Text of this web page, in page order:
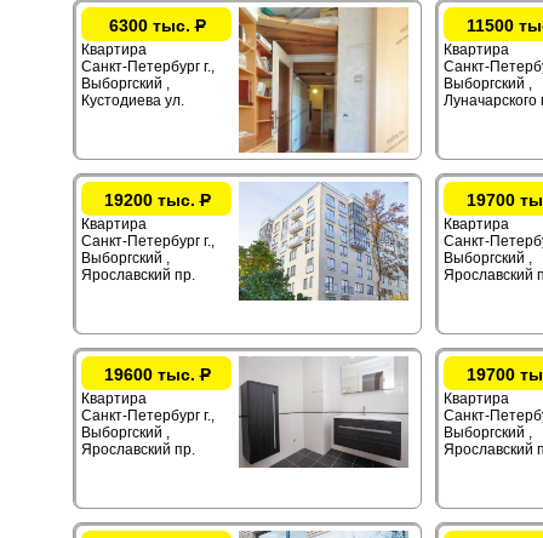
6300 тыс.Р
Квартира
Санкт-Петербург г.,
Выборгский ,
Кустодиева ул.
11500
Квартира
Санкт-
Выборгский ,
Луначарского
19200 тыс.Р
Квартира
Санкт-Петербург г.,
Выборгский ,
Ярославский пр.
19700
Квартира
Санкт-
Выборгский ,
Ярославский
19600 тыс.Р
Квартира
Санкт-Петербург г.,
Выборгский ,
Ярославский пр.
19700
Квартира
Санкт-
Выборгский ,
Ярославский